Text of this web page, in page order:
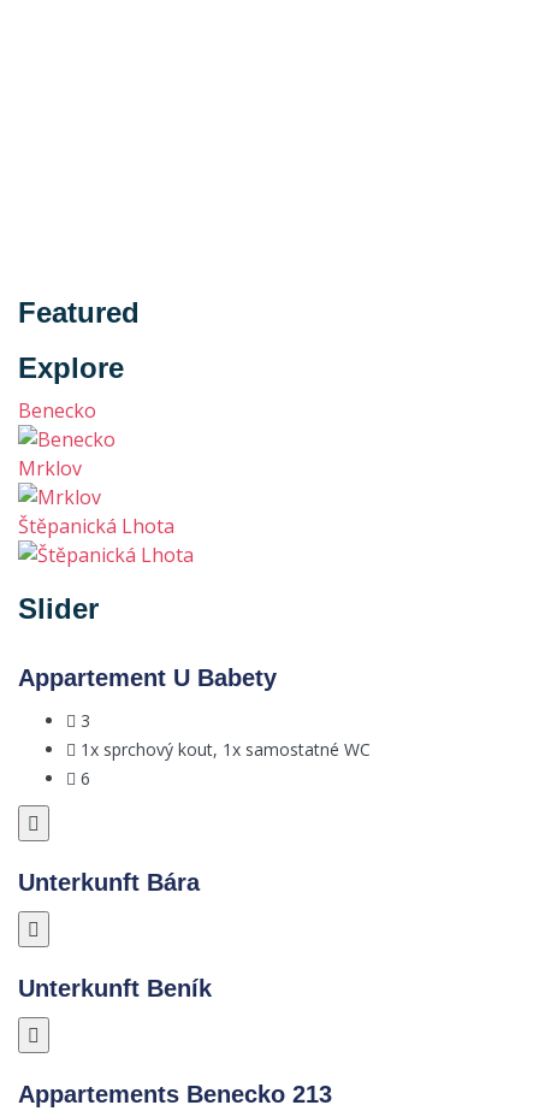
Featured
Explore
Benecko
Mrklov
Štěpanická Lhota
Slider
Appartement U Babety
3
1x sprchový kout, 1x samostatné WC
6
Unterkunft Bára
Unterkunft Beník
Appartements Benecko 213